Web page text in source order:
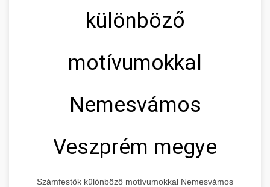
különböző
motívumokkal
Nemesvámos
Veszprém megye
Számfestők különböző motívumokkal Nemesvámos